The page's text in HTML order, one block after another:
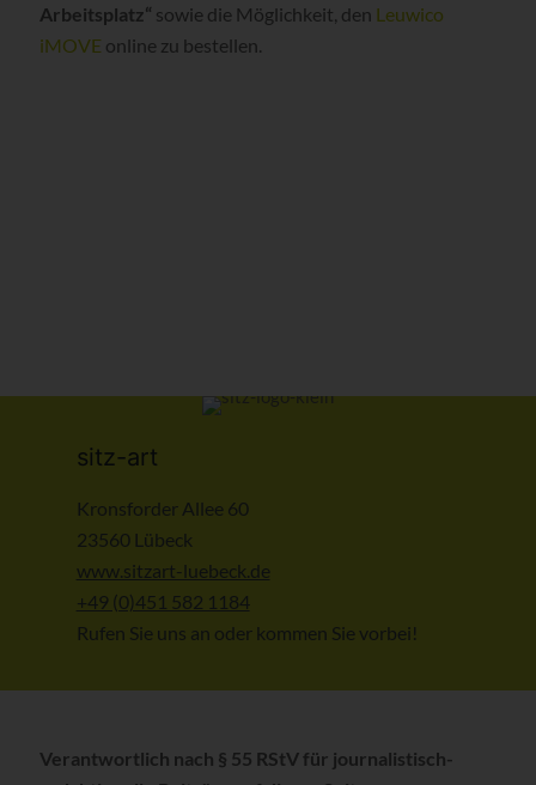
Arbeitsplatz“ sowie die Möglichkeit, den Leuwico
iMOVE online zu bestellen.
sitz-art
Kronsforder Allee 60
23560 Lübeck
www.sitzart-luebeck.de
+49 (0)451 582 1184
Rufen Sie uns an oder kommen Sie vorbei!
Verantwortlich nach § 55 RStV für journalistisch-